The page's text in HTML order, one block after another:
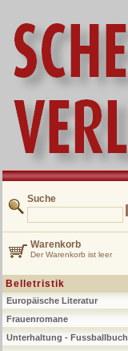
Suche
Warenkorb
Der Warenkorb ist leer
Belletristik
Europäische Literatur
Frauenromane
Unterhaltung - Fussballbuch